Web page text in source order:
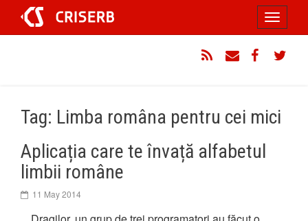
conținut
Toggle
Tag: Limba româna pentru cei mici
Aplicația care te învață alfabetul
limbii române
11 May 2014